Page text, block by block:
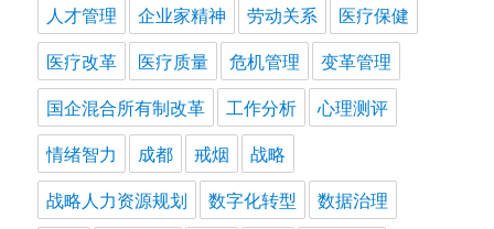
人才管理
企业家精神 劳动关系
医疗保健
医疗改革
医疗质量 危机管理
变革管理
国企混合所有制改革
工作分析
心理测评
情绪智力
成都 戒烟
战略
战略人力资源规划
数字化转型
数据治理